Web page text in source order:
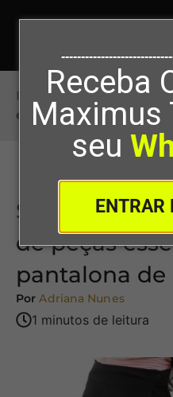
Receba
Maximus
seu
ENTRAR
Início>Série
essenciais: calça
Série
de peças
pantalona de
Por Adriana Nunes